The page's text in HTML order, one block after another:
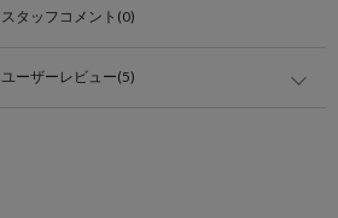
スタッフコメント(0)
ユーザーレビュー(5)